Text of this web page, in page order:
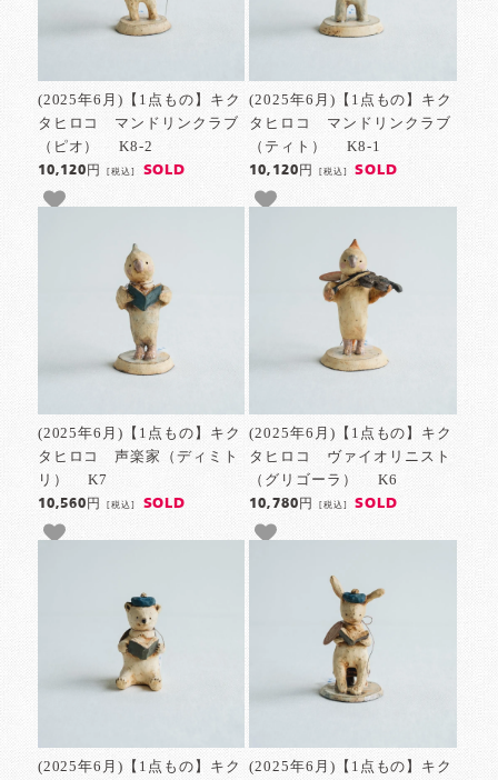
(2025年6月)【1点もの】キク
タヒロコ マンドリンクラブ
（ピオ） K8-2
10,120円[税込] SOLD
(2025年6月)【1点もの】キク
タヒロコ マンドリンクラブ
（ティト） K8-1
10,120円 [税込] SOLD
(2025年6月)【1点もの】キク
タヒロコ 声楽家（ディミト
リ） K7
10,560円[税込] SOLD
(2025年6月)【1点もの】キク
タヒロコ ヴァイオリニスト
（グリゴーラ） K6
10,780円 [税込] SOLD
(2025年6月)【1点もの】キク (2025年6月)【1点もの】キク